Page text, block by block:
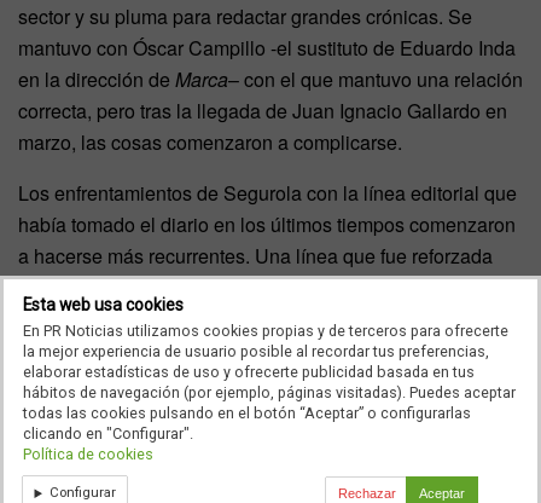
sector y su pluma para redactar grandes crónicas. Se
mantuvo con Óscar Campillo -el sustituto de Eduardo Inda
en la dirección de Marca– con el que mantuvo una relación
correcta, pero tras la llegada de Juan Ignacio Gallardo en
marzo, las cosas comenzaron a complicarse.
Los enfrentamientos de Segurola con la línea editorial que
había tomado el diario en los últimos tiempos comenzaron
a hacerse más recurrentes. Una línea que fue reforzada
con el fichaje de algunos colaboradores que
profesionalmente se encontraban en las antípodas de
Segurola y su manera de entender el periodismo. En su
charla de ayer en Salamanca lo dejó meridianamente claro
sin decirlo: “Vamos hacia un Hollywood en pequeñito que
presume de no hacer periodismo sino de hacer
espectáculo y eso es preocupante”.
Esta web usa cookies
En PR Noticias utilizamos cookies propias y de terceros para ofrecerte
la mejor experiencia de usuario posible al recordar tus preferencias,
elaborar estadísticas de uso y ofrecerte publicidad basada en tus
hábitos de navegación (por ejemplo, páginas visitadas). Puedes aceptar
todas las cookies pulsando en el botón “Aceptar” o configurarlas
clicando en "Configurar".
Política de cookies
Configurar Rechazar Aceptar